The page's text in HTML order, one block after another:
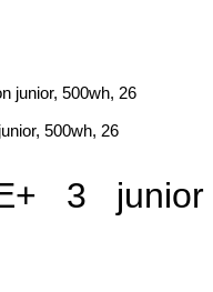
500wh, 26
3 junior